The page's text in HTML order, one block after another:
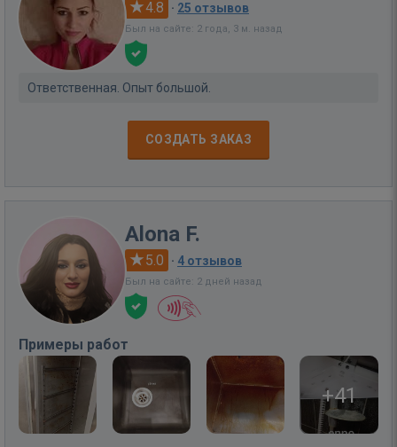
4.8 · 25 отзывов
Был на сайте: 2 года, 3 м. назад
Ответственная. Опыт большой.
СОЗДАТЬ ЗАКАЗ
Alona F.
5.0 · 4 отзывов
Был на сайте: 2 дней назад
Примеры работ
+41